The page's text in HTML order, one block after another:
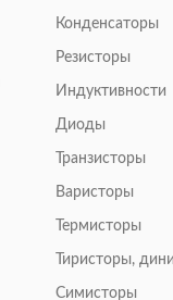
Конденсаторы
Резисторы
Индуктивности
Диоды
Транзисторы
Варисторы
Термисторы
Тиристоры,
Симисторы